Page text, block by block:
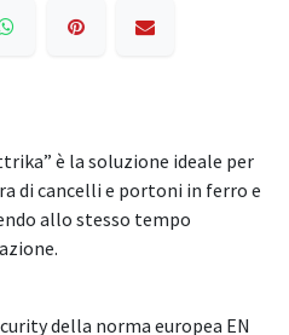
è la soluzione ideale per
di cancelli e portoni in ferro e
allo stesso tempo
della norma europea EN